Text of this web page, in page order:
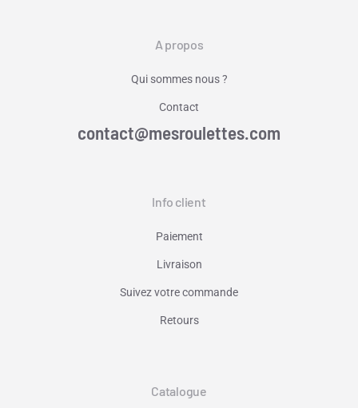
A propos
Qui sommes nous ?
Contact
contact@mesroulettes.com
Info client
Paiement
Livraison
Suivez votre commande
Retours
Catalogue